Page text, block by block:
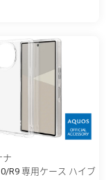
ナ
R9 専用ケース ハイブ